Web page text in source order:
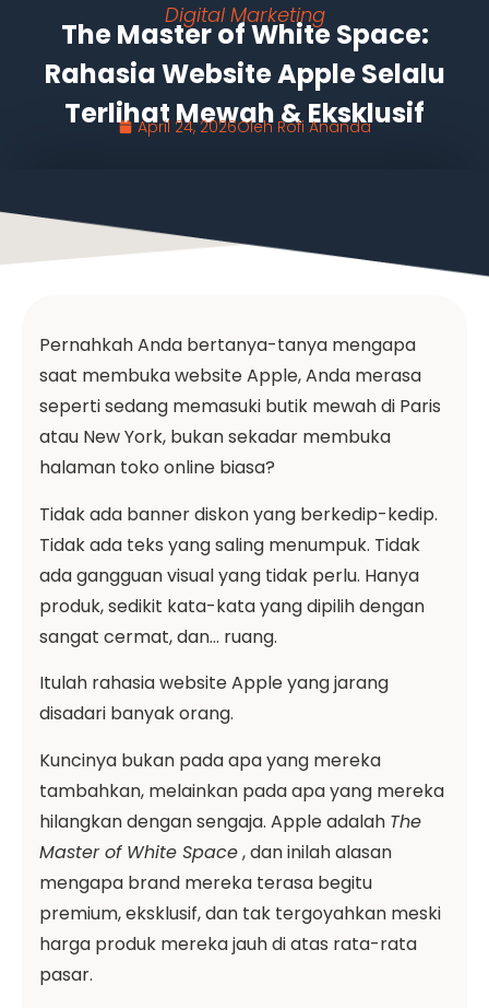
Digital Marketing
The Master of White Space:
Rahasia Website Apple Selalu
Terlihat Mewah & Eksklusif
April 24, 2026Oleh Rofi Ananda
Pernahkah Anda bertanya-tanya mengapa
saat membuka website Apple, Anda merasa
seperti sedang memasuki butik mewah di Paris
atau New York, bukan sekadar membuka
halaman toko online biasa?
Tidak ada banner diskon yang berkedip-kedip.
Tidak ada teks yang saling menumpuk. Tidak
ada gangguan visual yang tidak perlu. Hanya
produk, sedikit kata-kata yang dipilih dengan
sangat cermat, dan… ruang.
Itulah rahasia website Apple yang jarang
disadari banyak orang.
Kuncinya bukan pada apa yang mereka
tambahkan, melainkan pada apa yang mereka
hilangkan dengan sengaja. Apple adalah The
Master of White Space, dan inilah alasan
mengapa brand mereka terasa begitu
premium, eksklusif, dan tak tergoyahkan meski
harga produk mereka jauh di atas rata-rata
pasar.